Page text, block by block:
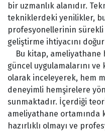
bir uzmanlık alanıdır.
tekniklerdeki yenilikler,
profesyonellerinin
geliştirme ihtiyacını
Bu kitap, ameliyathane
güncel uygulamalarını ve
olarak inceleyerek, hem
deneyimli hemşirelere
sunmaktadır. İçerdiği
ameliyathane ortamında
hazırlıklı olmayı ve